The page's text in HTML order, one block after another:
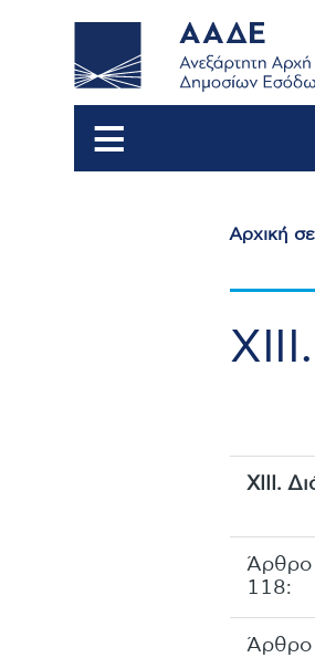
Αρχική
XIII.
Άρθρο
118:
Άρθρο